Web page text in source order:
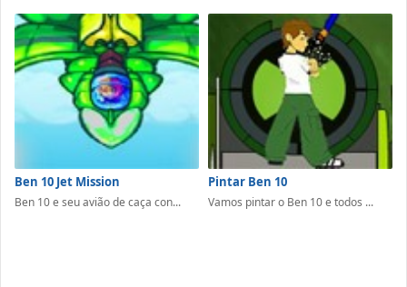
Ben 10 Jet Mission
Ben 10 e seu avião de caça con...
Pintar Ben 10
Vamos pintar o Ben 10 e todos ...